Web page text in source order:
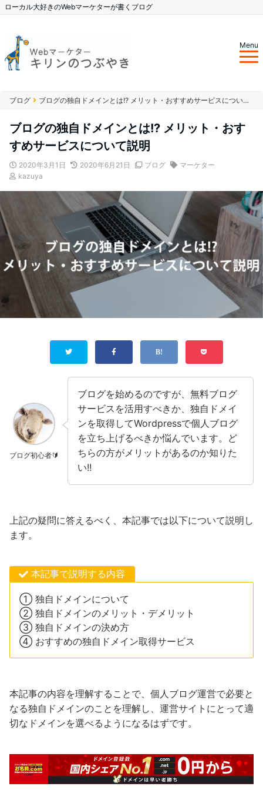
ローカル大好きのWebマーケターが書くブログ
Menu
ブログ ブログの独自ドメインとは!? メリット・おすすめサービスについて説明
ブログの独自ドメインとは!? メリット・おす
すめサービスについて説明
2020年3月1日 2020年6月21日 ブログ
マーケター
kazuya
ブログ初心者🔰
ブログを始めるのですが、無料ブログ
サービスを活用すべきか、独自ドメイ
ンを取得してWordpressで個人ブログ
を立ち上げるべきか悩んでいます。ど
ちらの方がメリットがあるのか知りた
い!!
上記の疑問に答えるべく、本記事では以下について説明し
ます。
本記事で説明する内容
① 独自ドメインについて
② 独自ドメインのメリット・デメリット
③ 独自ドメインの決め方
④ おすすめの独自ドメイン取得サービス
本記事の内容を理解することで、個人ブログ運営で必要と
なる独自ドメインのことを理解し、運営サイトにとって適
切なドメインを選べるようになるはずです。